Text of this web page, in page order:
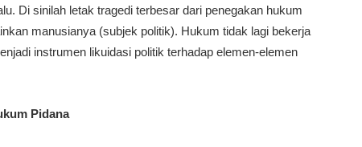
Di sinilah letak tragedi terbesar dari penegakan hukum
manusianya (subjek politik). Hukum tidak lagi bekerja
instrumen likuidasi politik terhadap elemen-elemen
Pidana